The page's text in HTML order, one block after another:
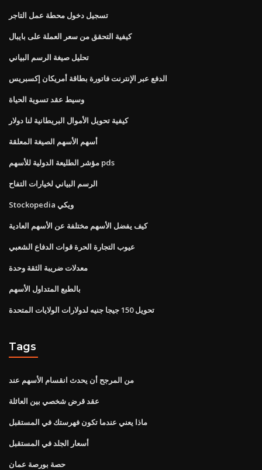
تسجيل دخول محطة عمل التاجر
كيفية التحقق من سعر العملة على بايبال
تحليل صيغة الرسم البياني
الدفع عبر الإنترنت فاتورة بطاقة أمريكان إكسبريس
وسيط عقد تسوية الحياة
كيفية تحويل الأموال البريطانية لنا دولار
أسهم الأسهم الصيغة المعلقة
مؤشر الطليعة الدولية للأسهم pds
الرسم البياني لخيارات التفاح
Stockopedia ويكي
كيف يفضل الأسهم مختلفة عن الأسهم العادية
عيوب التجارة الحرة قوات الدفاع الشعبي
معدلات ضريبة الثقة وحدة
بالطبع المتداول الأسهم
تحويل 150 جيجا جنيه لدولارات الولايات المتحدة
Tags
من المرجح أن يحدث انقسام الأسهم عند
عقد قرض شخصي بين العائلة
ماذا يعني عندما تكون فهرستك في المستقبل
أسعار الجلد في المستقبل
حصة بورصة عمان